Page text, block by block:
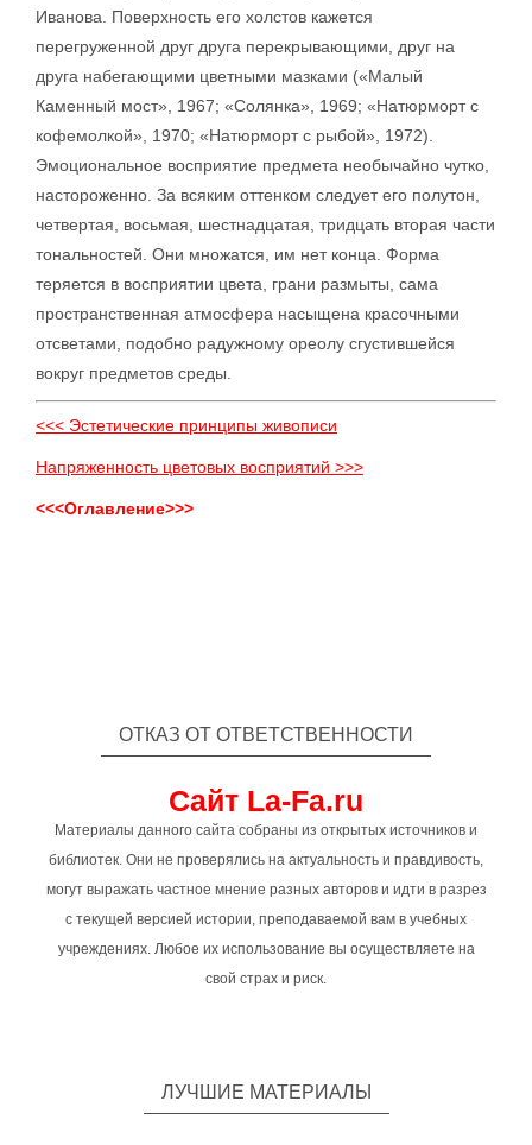
Иванова. Поверхность его холстов кажется
перегруженной друг друга перекрывающими, друг на
друга набегающими цветными мазками («Малый
Каменный мост», 1967; «Солянка», 1969; «Натюрморт с
кофемолкой», 1970; «Натюрморт с рыбой», 1972).
Эмоциональное восприятие предмета необычайно чутко,
настороженно. За всяким оттенком следует его полутон,
четвертая, восьмая, шестнадцатая, тридцать вторая части
тональностей. Они множатся, им нет конца. Форма
теряется в восприятии цвета, грани размыты, сама
пространственная атмосфера насыщена красочными
отсветами, подобно радужному ореолу сгустившейся
вокруг предметов среды.
<<< Эстетические принципы живописи
Напряженность цветовых восприятий >>>
<<<Оглавление>>>
ОТКАЗ ОТ ОТВЕТСТВЕННОСТИ
Сайт La-Fa.ru
Материалы данного сайта собраны из открытых источников и
библиотек. Они не проверялись на актуальность и правдивость,
могут выражать частное мнение разных авторов и идти в разрез
с текущей версией истории, преподаваемой вам в учебных
учреждениях. Любое их использование вы осуществляете на
свой страх и риск.
ЛУЧШИЕ МАТЕРИАЛЫ